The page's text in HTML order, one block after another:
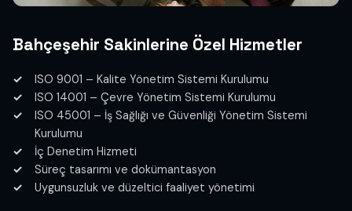
Bahçeşehir Sakinlerine Özel Hizmetler
ISO 9001 – Kalite Yönetim Sistemi Kurulumu
ISO 14001 – Çevre Yönetim Sistemi Kurulumu
ISO 45001 – İş Sağlığı ve Güvenliği Yönetim Sistemi
Kurulumu
İç Denetim Hizmeti
Süreç tasarımı ve dokümantasyon
Uygunsuzluk ve düzeltici faaliyet yönetimi